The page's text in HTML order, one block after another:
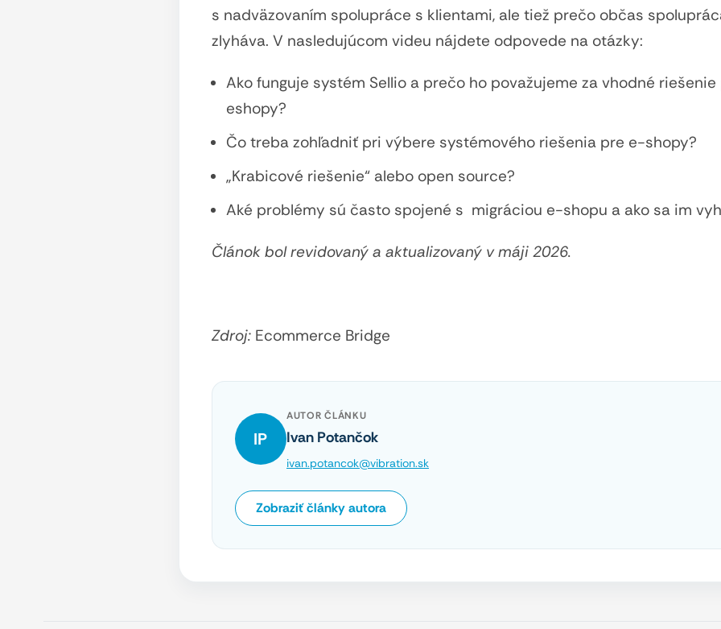
s nadväzovaním spolupráce s klientami, ale tiež prečo občas
zlyháva. V nasledujúcom videu nájdete odpovede na otázky:
Ako funguje systém Sellio a prečo ho považujeme za vhodné riešenie
eshopy?
Čo treba zohľadniť pri výbere systémového riešenia pre e-shopy?
„Krabicové riešenie“ alebo open source?
Aké problémy sú často spojené s migráciou e-shopu a ako sa im
Článok bol revidovaný a aktualizovaný v máji 2026.
Zdroj: Ecommerce Bridge
IP
AUTOR ČLÁNKU
Ivan Potančok
ivan.potancok@vibration.sk
Zobraziť články autora